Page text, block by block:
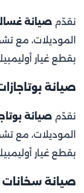
نقدّم صيانة
الموديلات، مع
بقطع غيار
صيانة
نقدّم صيانة
الموديلات، مع
بقطع غيار
صيانة سخانات